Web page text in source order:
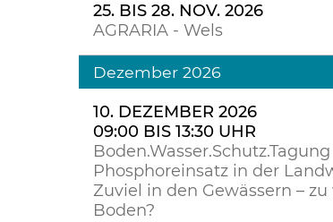
25. BIS 28. NOV. 2026
AGRARIA - Wels
Dezember 2026
10. DEZEMBER 2026
09:00 BIS 13:30 UHR
Phosphoreinsatz in der
Zuviel in den Gewässern –
Boden?